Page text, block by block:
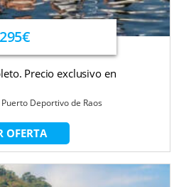
295€
Precio exclusivo en
Puerto Deportivo de Raos
OFERTA